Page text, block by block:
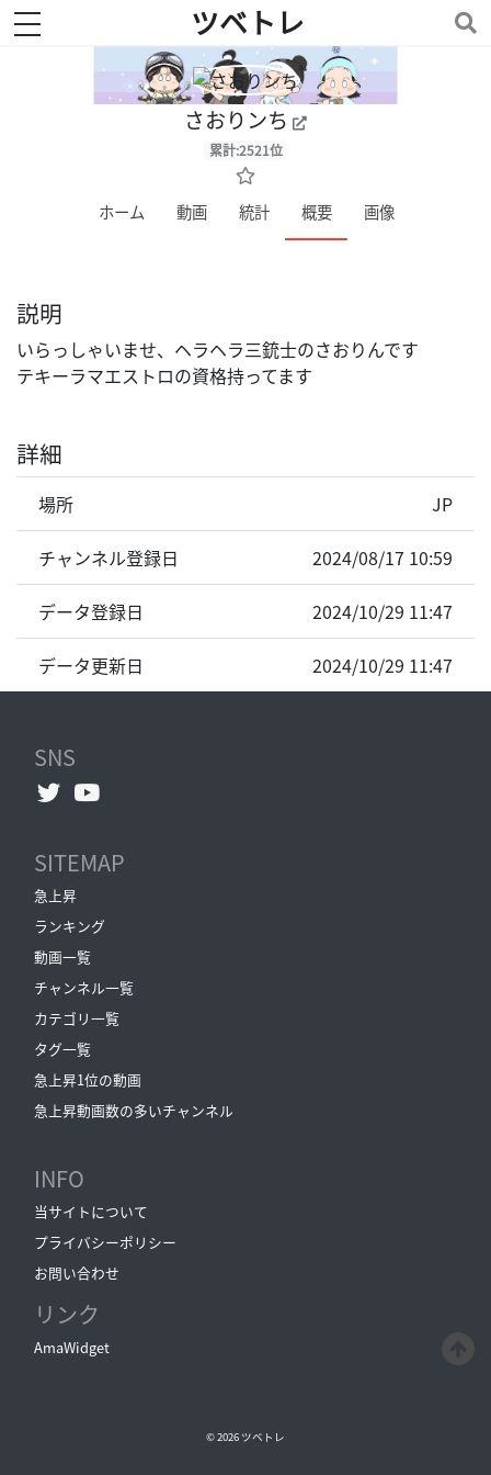
toggle navigation ツベトレ
さおりンち
累計:2521位
ホーム 動画 統計 概要 画像
説明
いらっしゃいませ、ヘラヘラ三銃士のさおりんです
テキーラマエストロの資格持ってます
詳細
場所 JP
チャンネル登録日 2024/08/17 10:59
データ登録日 2024/10/29 11:47
データ更新日 2024/10/29 11:47
SNS
SITEMAP
急上昇
ランキング
動画一覧
チャンネル一覧
カテゴリ一覧
タグ一覧
急上昇1位の動画
急上昇動画数の多いチャンネル
INFO
当サイトについて
プライバシーポリシー
お問い合わせ
リンク
AmaWidget
© 2026 ツベトレ